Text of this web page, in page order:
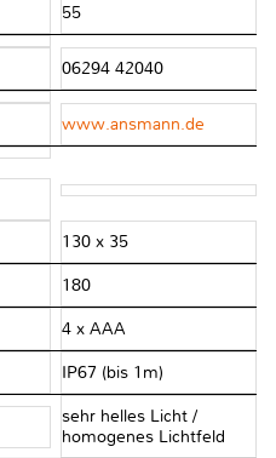
55
06294 42040
www.ansmann.de
130 x 35
180
4 x AAA
IP67 (bis 1m)
sehr helles Licht /
homogenes Lichtfeld